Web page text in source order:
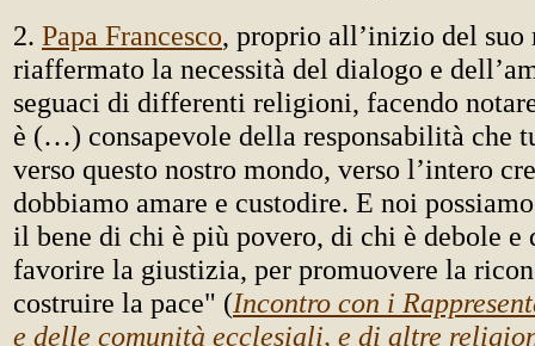
2. Papa Francesco, proprio all’inizio del suo
riaffermato la necessità del dialogo e
seguaci di differenti religioni, facendo
è (…) consapevole della responsabilità che
verso questo nostro mondo, verso l’intero
dobbiamo amare e custodire. E noi
il bene di chi è più povero, di chi è debole e
favorire la giustizia, per promuovere la
costruire la pace" (Incontro con i
e delle comunità ecclesiali, e di altre